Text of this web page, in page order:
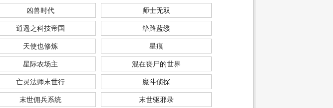
凶兽时代 师士无双
逍遥之科技帝国 筚路蓝缕
天使也修炼 星痕
星际农场主 混在丧尸的世界
亡灵法师末世行 魔斗侦探
末世佣兵系统 末世驱邪录